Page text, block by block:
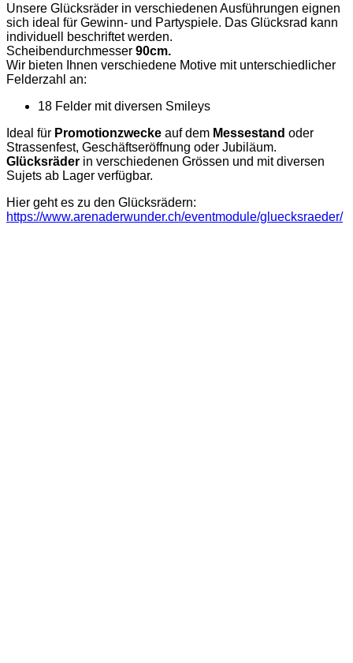
Unsere Glücksräder in verschiedenen Ausführungen eignen
sich ideal für Gewinn- und Partyspiele. Das Glücksrad kann
individuell beschriftet werden.
Scheibendurchmesser 90cm.
Wir bieten Ihnen verschiedene Motive mit unterschiedlicher
Felderzahl an:
18 Felder mit diversen Smileys
Ideal für Promotionzwecke auf dem Messestand oder
Strassenfest, Geschäftseröffnung oder Jubiläum.
Glücksräder in verschiedenen Grössen und mit diversen
Sujets ab Lager verfügbar.
Hier geht es zu den Glücksrädern:
https://www.arenaderwunder.ch/eventmodule/gluecksraeder/